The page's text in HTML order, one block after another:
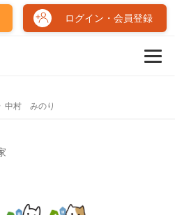
ログイン・会員登録
中村 みのり